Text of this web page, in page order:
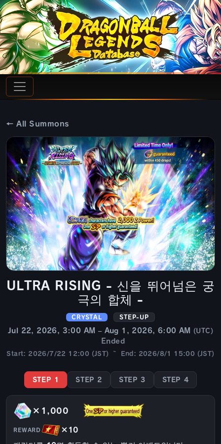
← All Summons
ULTRA RISING - 신을 뛰어넘은 궁
극의 합체 -
CRYSTAL STEP-UP
Jul 22, 2026, 3:00 AM – Aug 1, 2026, 6:00 AM (UTC)
Ended
Start: 2026/7/22 12:00 (JST) ~ End: 2026/8/1 15:00 (JST)
STEP 1 STEP 2 STEP 3 STEP 4
×1,000
REWARD ×10